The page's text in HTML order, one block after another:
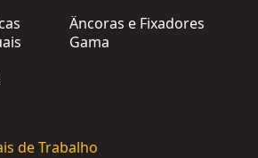
Âncoras e Fixadores
Gama
de Trabalho